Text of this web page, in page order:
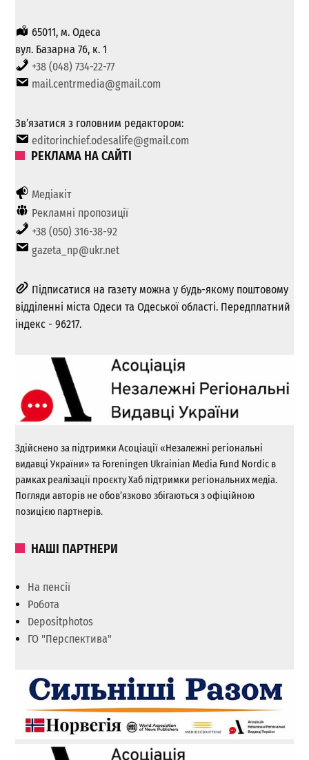
65011, м. Одеса
вул. Базарна 76, к. 1
+38 (048) 734-22-77
mail.centrmedia@gmail.com
Зв’язатися з головним редактором:
editorinchief.odesalife@gmail.com
РЕКЛАМА НА САЙТІ
Медіакіт
Рекламні пропозиції
+38 (050) 316-38-92
gazeta_np@ukr.net
Підписатися на газету можна у будь-якому поштовому
відділенні міста Одеси та Одеської області. Передплатний
індекс - 96217.
Здійснено за підтримки Асоціації «Незалежні регіональні
видавці України» та Foreningen Ukrainian Media Fund Nordic в
рамках реалізації проєкту Хаб підтримки регіональних медіа.
Погляди авторів не обов’язково збігаються з офіційною
позицією партнерів.
НАШІ ПАРТНЕРИ
На пенсії
Робота
Depositphotos
ГО "Перспектива"